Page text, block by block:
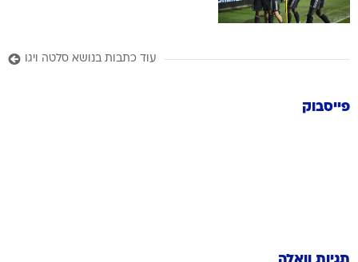
עוד כתבות בנושא סלטה ויגו
פייסבוק